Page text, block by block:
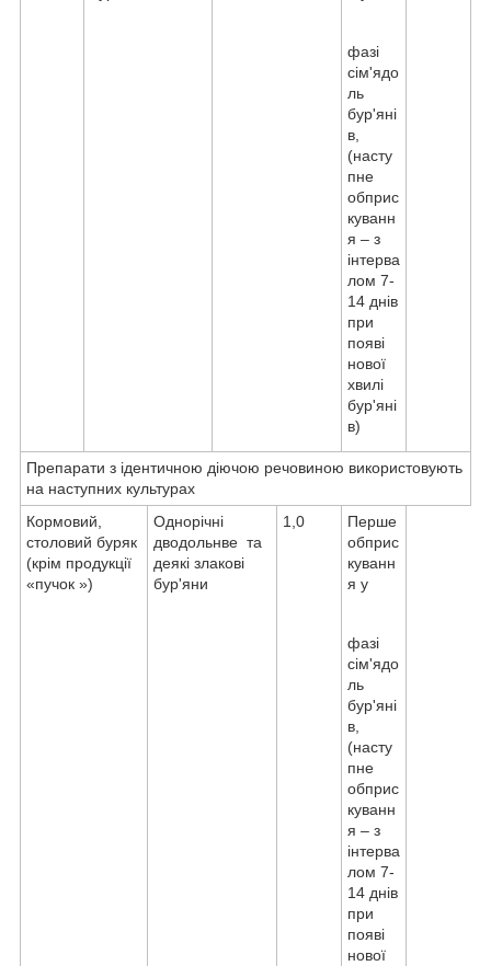
фазі
сім'ядо
ль
бур'яні
в,
(насту
пне
обприс
куванн
я – з
інтерва
лом 7-
14 днів
при
появі
нової
хвилі
бур'яні
в)
Препарати з ідентичною діючою речовиною використовують
на наступних культурах
Кормовий,
столовий буряк
(крім продукції
«пучок »)
Однорічні
дводольнве та
деякі злакові
бур'яни
1,0
Перше
обприс
куванн
я у
фазі
сім'ядо
ль
бур'яні
в,
(насту
пне
обприс
куванн
я – з
інтерва
лом 7-
14 днів
при
появі
нової